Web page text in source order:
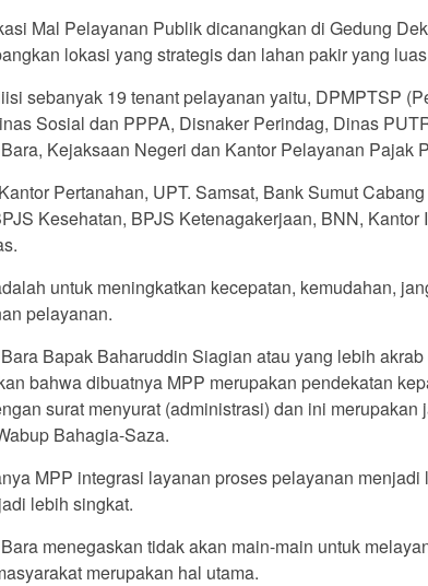
Mal Pelayanan Publik dicanangkan di Gedung
lokasi yang strategis dan lahan pakir yang
sebanyak 19 tenant pelayanan yaitu, DPMPTSP
Sosial dan PPPA, Disnaker Perindag, Dinas
Kejaksaan Negeri dan Kantor Pelayanan Pajak
Pertanahan, UPT. Samsat, Bank Sumut
Kesehatan, BPJS Ketenagakerjaan, BNN, Kantor
untuk meningkatkan kecepatan, kemudahan,
pelayanan.
Bapak Baharuddin Siagian atau yang lebih
bahwa dibuatnya MPP merupakan pendekatan
surat menyurat (administrasi) dan ini merupakan
Bahagia-Saza.
MPP integrasi layanan proses pelayanan
lebih singkat.
menegaskan tidak akan main-main untuk
merupakan hal utama.